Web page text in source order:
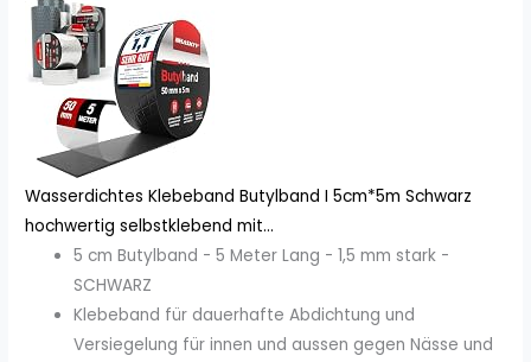
Wasserdichtes Klebeband Butylband I 5cm*5m Schwarz
hochwertig selbstklebend mit...
5 cm Butylband - 5 Meter Lang - 1,5 mm stark -
SCHWARZ
Klebeband für dauerhafte Abdichtung und
Versiegelung für innen und aussen gegen Nässe und